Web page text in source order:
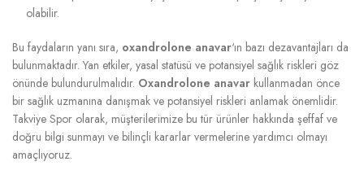
olabilir.
Bu faydaların yanı sıra, oxandrolone anavar‘ın bazı dezavantajları da
bulunmaktadır. Yan etkiler, yasal statüsü ve potansiyel sağlık riskleri göz
önünde bulundurulmalıdır. Oxandrolone anavar kullanmadan önce
bir sağlık uzmanına danışmak ve potansiyel riskleri anlamak önemlidir.
Takviye Spor olarak, müşterilerimize bu tür ürünler hakkında şeffaf ve
doğru bilgi sunmayı ve bilinçli kararlar vermelerine yardımcı olmayı
amaçlıyoruz.